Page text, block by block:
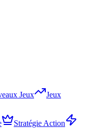
Jeux
Jeux
Stratégie Action